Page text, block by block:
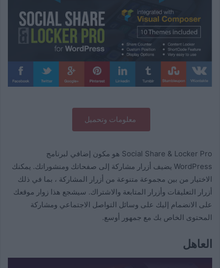
معلومات وتحميل
Social Share & Locker Pro هو مكون إضافي لبرنامج
WordPress يضيف أزرار مشاركة إلى صفحاتك ومنشوراتك. يمكنك
الاختيار من بين مجموعة متنوعة من أزرار المشاركة ، بما في ذلك
أزرار التعليقات وأزرار المتابعة والاشتراك. سيشجع هذا زوار موقعك
على الانضمام إليك على وسائل التواصل الاجتماعي ومشاركة
المحتوى الخاص بك مع جمهور أوسع.
العاهل